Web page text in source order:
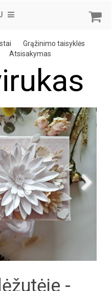
Grąžinimo taisyklės
Atsisakymas
-